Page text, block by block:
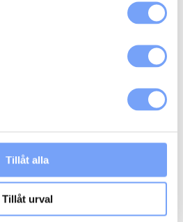
Tillåt alla
Tillåt urval
genom att lägga till kampanjen i
är inbokad hos mediet bekräftas den
till radiostationerna via
Adtoox.
din verksamhet växer.